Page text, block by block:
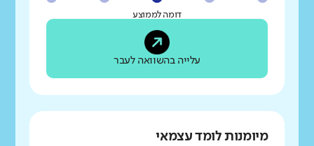
דומה לממוצע
עלייה בהשוואה לעבר
מיומנות לומד עצמאי